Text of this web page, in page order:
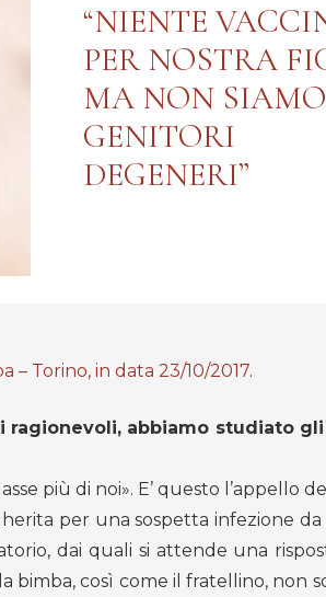
“NIENTE
PER NOSTRA
MA NON SIAMO
GENITORI
DEGENERI”
– Torino, in data 23/10/2017.
ragionevoli, abbiamo studiato
più di noi». E’ questo l’appello
per una sospetta infezione
dai quali si attende una
bimba, così come il fratellino, non